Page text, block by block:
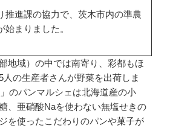
推進課の協力で、茨木市内の準農
まりました。
地域）の中では南寄り、彩都もほ
人の生産者さんが野菜を出荷しま
のパンマルシェは北海道産の小
、亜硝酸Naを使わない無塩せきの
を使ったこだわりのパンや菓子が